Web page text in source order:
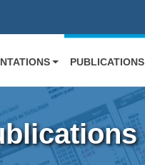
PUBLICATIONS